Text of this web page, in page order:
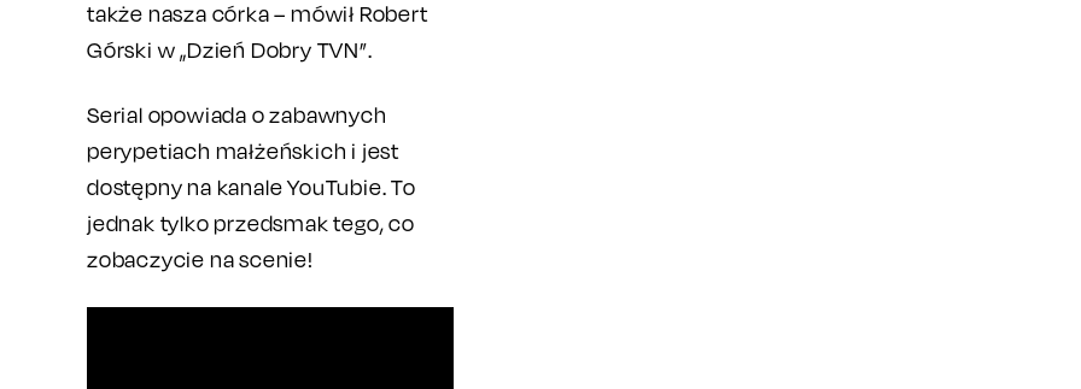
także nasza córka – mówił Robert
Górski w „Dzień Dobry TVN”.
Serial opowiada o zabawnych
perypetiach małżeńskich i jest
dostępny na kanale YouTubie. To
jednak tylko przedsmak tego, co
zobaczycie na scenie!